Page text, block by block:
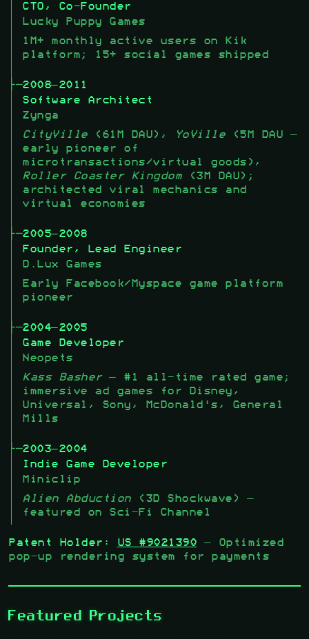
CTO, Co-Founder
Lucky Puppy Games
1M+ monthly active users on Kik
platform; 15+ social games shipped
2008–2011
Software Architect
Zynga
CityVille(61M DAU), YoVille(5M DAU —
early pioneer of
microtransactions/virtual goods),
Roller Coaster Kingdom(3M DAU);
architected viral mechanics and
virtual economies
2005–2008
Founder, Lead Engineer
D.Lux Games
Early Facebook/Myspace game platform
pioneer
2004–2005
Game Developer
Neopets
Kass Basher– #1 all-time rated game;
immersive ad games for Disney,
Universal, Sony, McDonald's, General
Mills
2003–2004
Indie Game Developer
Miniclip
Alien Abduction(3D Shockwave) —
featured on Sci-Fi Channel
Patent Holder: US #9021390 — Optimized
pop-up rendering system for payments
Featured Projects